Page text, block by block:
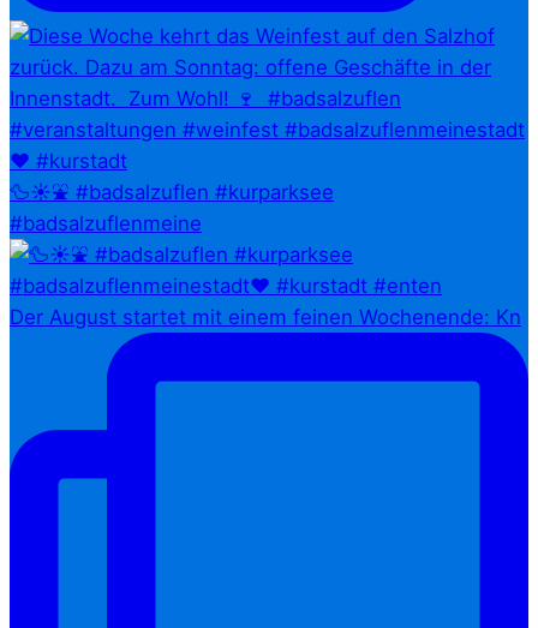
🦆☀️⛲ #badsalzuflen #kurparksee
#badsalzuflenmeine
Der August startet mit einem feinen Wochenende: Kn